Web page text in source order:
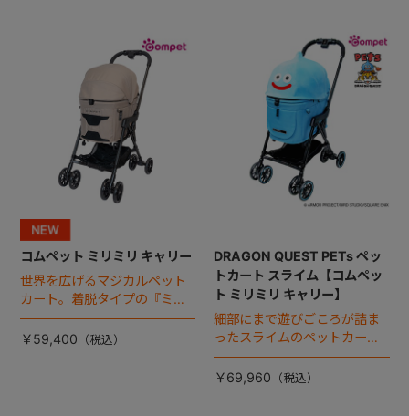
コムペット ミリミリ キャリー
世界を広げるマジカルペット
カート。着脱タイプの『ミリ
ミリ キャリー』 からアースカ
ラーが登場！
￥59,400
DRAGON QUEST PETs ペッ
トカート スライム【コムペッ
ト ミリミリ キャリー】
細部にまで遊びごころが詰ま
ったスライムのペットカー
ト。
￥69,960